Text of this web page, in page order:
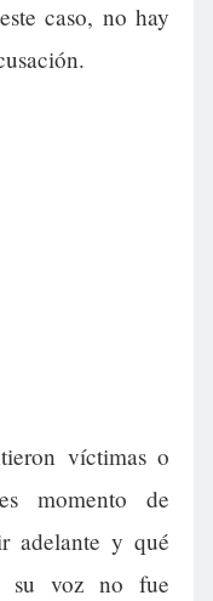
caso, no hay
víctimas o
momento de
adelante y qué
su voz no fue